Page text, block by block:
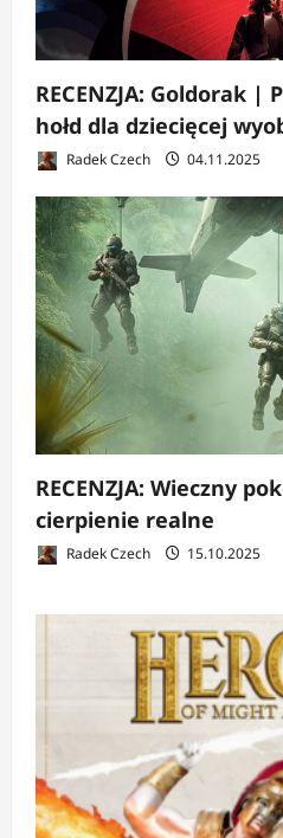
RECENZJA: Goldorak
hołd dla dziecięcej
Radek Czech 04.11.2025
RECENZJA: Wieczny
cierpienie realne
Radek Czech 15.10.2025